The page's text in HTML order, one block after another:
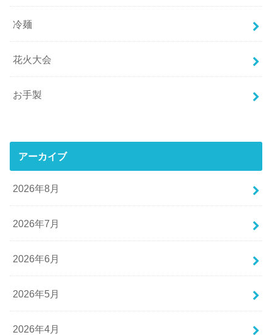
冷麺
花火大会
お手製
アーカイブ
2026年8月
2026年7月
2026年6月
2026年5月
2026年4月